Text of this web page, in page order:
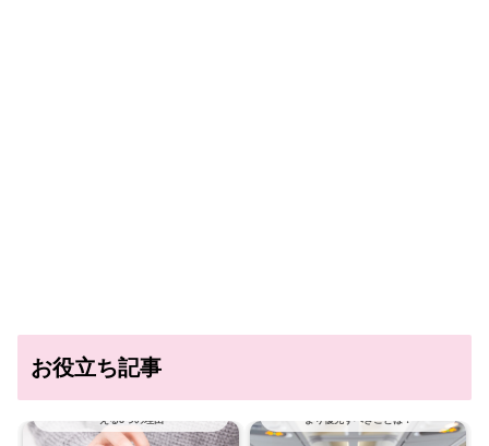
お役立ち記事
える3つの理由
より優先すべきことは？